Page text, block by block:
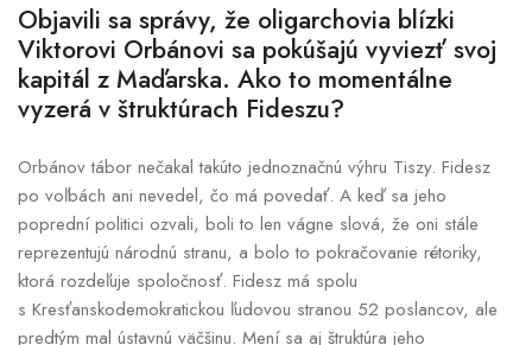
Objavili sa správy, že oligarchovia blízki
Viktorovi Orbánovi sa pokúšajú vyviezť svoj
kapitál z Maďarska. Ako to momentálne
vyzerá v štruktúrach Fideszu?
Orbánov tábor nečakal takúto jednoznačnú výhru Tiszy. Fidesz
po voľbách ani nevedel, čo má povedať. A keď sa jeho
poprední politici ozvali, boli to len vágne slová, že oni stále
reprezentujú národnú stranu, a bolo to pokračovanie rétoriky,
ktorá rozdeľuje spoločnosť. Fidesz má spolu
s Kresťanskodemokratickou ľudovou stranou 52 poslancov, ale
predtým mal ústavnú väčšinu. Mení sa aj štruktúra jeho